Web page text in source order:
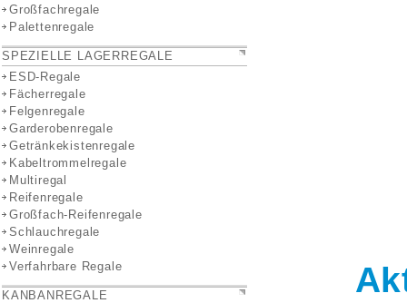
Großfachregale
Palettenregale
SPEZIELLE LAGERREGALE
ESD-Regale
Fächerregale
Felgenregale
Garderobenregale
Getränkekistenregale
Kabeltrommelregale
Multiregal
Reifenregale
Großfach-Reifenregale
Schlauchregale
Weinregale
Verfahrbare Regale
KANBANREGALE